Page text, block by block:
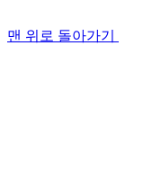
맨 위로 돌아가기